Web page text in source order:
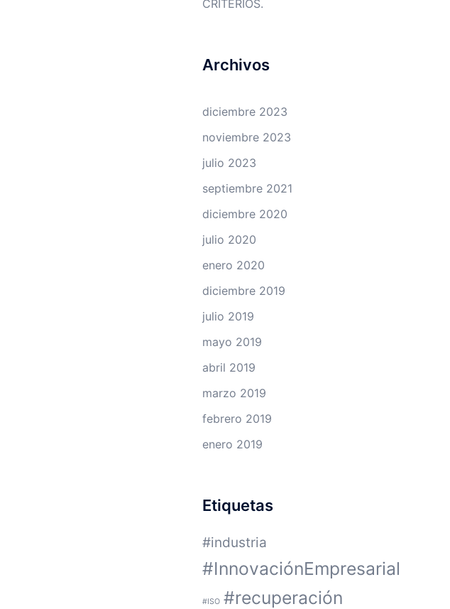
CRITERIOS.
Archivos
diciembre 2023
noviembre 2023
julio 2023
septiembre 2021
diciembre 2020
julio 2020
enero 2020
diciembre 2019
julio 2019
mayo 2019
abril 2019
marzo 2019
febrero 2019
enero 2019
Etiquetas
#industria
#InnovaciónEmpresarial
#ISO #recuperación